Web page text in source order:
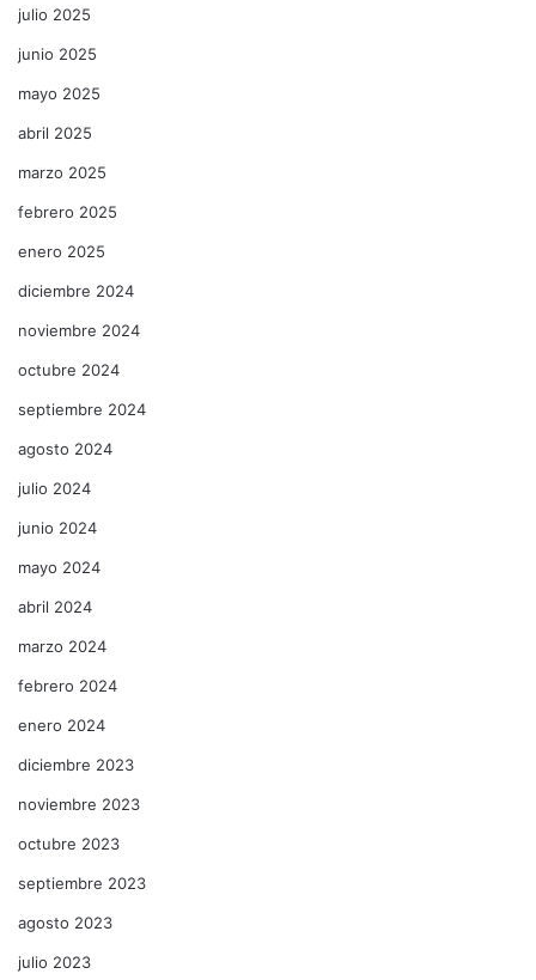
julio 2025
junio 2025
mayo 2025
abril 2025
marzo 2025
febrero 2025
enero 2025
diciembre 2024
noviembre 2024
octubre 2024
septiembre 2024
agosto 2024
julio 2024
junio 2024
mayo 2024
abril 2024
marzo 2024
febrero 2024
enero 2024
diciembre 2023
noviembre 2023
octubre 2023
septiembre 2023
agosto 2023
julio 2023